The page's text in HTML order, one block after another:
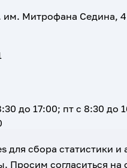
им. Митрофана Седина, 4
до 17:00; пт с 8:30 до
для сбора
Просим согласиться